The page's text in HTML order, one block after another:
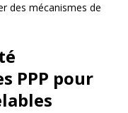
des mécanismes de
PPP pour